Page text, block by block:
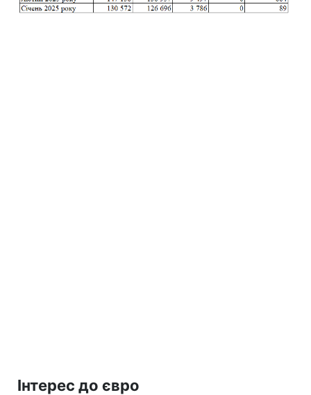
Інтерес до євро